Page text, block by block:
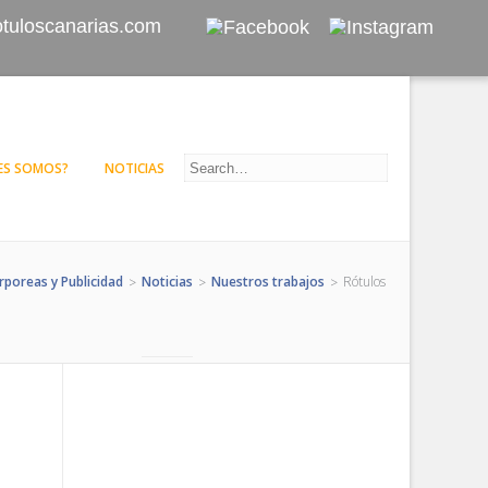
SOMOS? NOTICIAS
y Publicidad > Noticias > Nuestros trabajos > Rótulos